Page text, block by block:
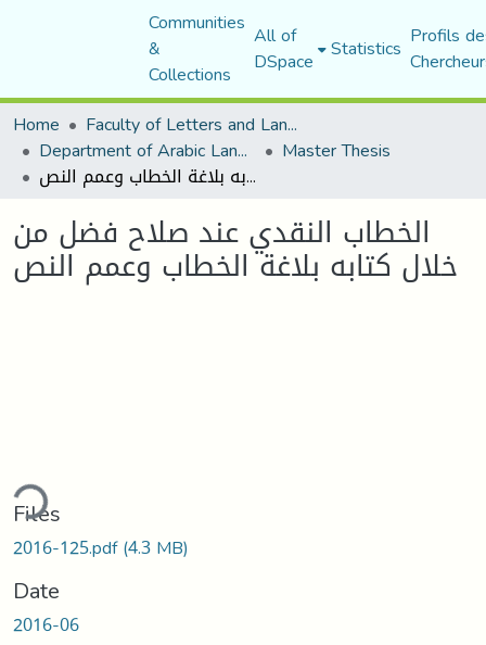
Communities
&
Collections
All of
DSpace Statistics Profils
Home
Faculty of Letters and Languages
Department of Arabic Language and Literature Master Thesis
الخطاب النقدي عند صلاح فضل من خلال كتابه بلاغة الخطاب وعمم النص
الخطاب النقدي عند صلاح فضل من
خلال كتابه بلاغة الخطاب وعمم النص
Files
2016-125.pdf(4.3 MB)
Date
2016-06